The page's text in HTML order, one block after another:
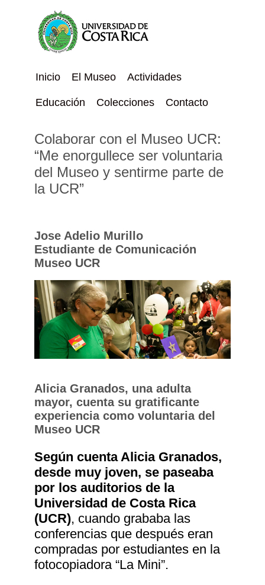
Inicio El Museo Actividades
Educación Colecciones Contacto
Colaborar con el Museo UCR:
“Me enorgullece ser voluntaria
del Museo y sentirme parte de
la UCR”
Jose Adelio Murillo
Estudiante de Comunicación
Museo UCR
Alicia Granados, una adulta
mayor, cuenta su gratificante
experiencia como voluntaria del
Museo UCR
Según cuenta Alicia Granados,
desde muy joven, se paseaba
por los auditorios de la
Universidad de Costa Rica
(UCR), cuando grababa las
conferencias que después eran
compradas por estudiantes en la
fotocopiadora “La Mini”.